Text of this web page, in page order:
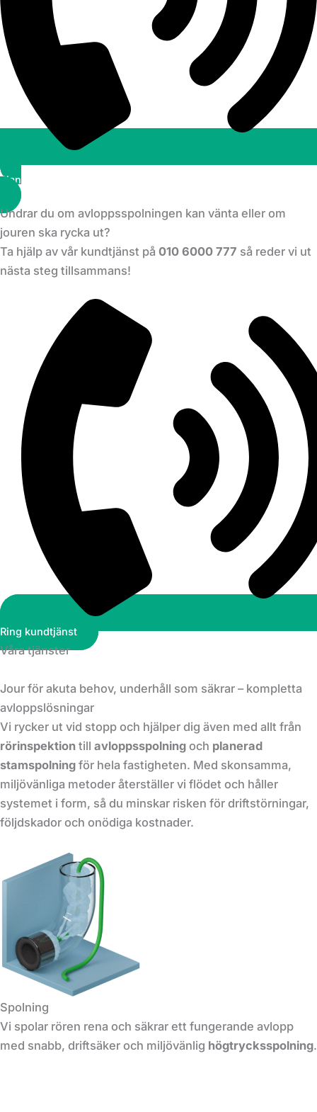
Planera ett besök
Undrar du om avloppsspolningen kan vänta eller om
jouren ska rycka ut?
Ta hjälp av vår kundtjänst på 010 6000 777 så reder vi ut
nästa steg tillsammans!
Ring kundtjänst
Våra tjänster
Jour för akuta behov, underhåll som säkrar – kompletta
avloppslösningar
Vi rycker ut vid stopp och hjälper dig även med allt från
rörinspektion till avloppsspolning och planerad
stamspolning för hela fastigheten. Med skonsamma,
miljövänliga metoder återställer vi flödet och håller
systemet i form, så du minskar risken för driftstörningar,
följdskador och onödiga kostnader.
Spolning
Vi spolar rören rena och säkrar ett fungerande avlopp
med snabb, driftsäker och miljövänlig högtrycksspolning.